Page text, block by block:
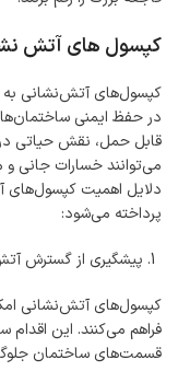
کپسول‌ های آتش‌
کپسول‌های آتش‌نشانی به
در حفظ ایمنی ساختمان‌ها
قابل حمل، نقش حیاتی
می‌توانند خسارات جانی و
دلایل اهمیت کپسول‌های
پرداخته می‌شود:
پیشگیری از گسترش
کپسول‌های آتش‌نشانی
فراهم می‌کنند. این
قسمت‌های ساختمان